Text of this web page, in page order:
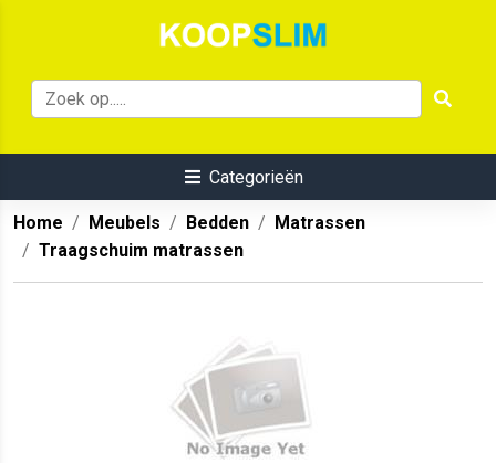
Categorieën
Home Meubels Bedden
Matrassen
Traagschuim matrassen